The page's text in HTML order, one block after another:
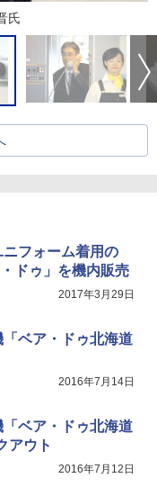
氏
フォーム着用の
ドゥ」を機内販売
2017年3月29日
ベア・ドゥ北海道
2016年7月14日
ベア・ドゥ北海道
アウト
2016年7月12日